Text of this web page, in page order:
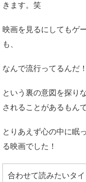
きます。笑
映画を見るにしてもゲ
も、
なんで流行ってるんだ
という裏の意図を探り
されることがあるもん
とりあえず心の中に眠
る映画でした！
合わせて読みたいタ